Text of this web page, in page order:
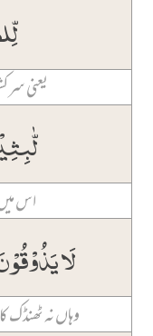
یعنی
اس
لَا
وہاں نہ ٹھنڈک